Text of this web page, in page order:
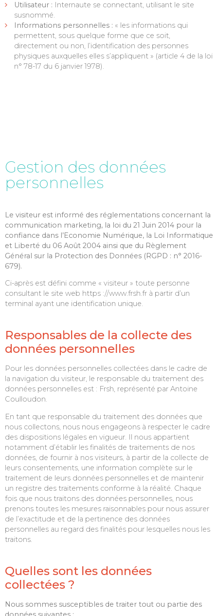
Utilisateur : Internaute se connectant, utilisant le site
susnommé.
Informations personnelles : « les informations qui
permettent, sous quelque forme que ce soit,
directement ou non, l’identification des personnes
physiques auxquelles elles s’appliquent » (article 4 de la loi
n° 78-17 du 6 janvier 1978).
Gestion des données
personnelles
Le visiteur est informé des réglementations concernant la
communication marketing, la loi du 21 Juin 2014 pour la
confiance dans l’Economie Numérique, la Loi Informatique
et Liberté du 06 Août 2004 ainsi que du Règlement
Général sur la Protection des Données (RGPD : n° 2016-
679).
Ci-après est défini comme « visiteur » toute personne
consultant le site web https ://www.frsh.fr à partir d’un
terminal ayant une identification unique.
Responsables de la collecte des
données personnelles
Pour les données personnelles collectées dans le cadre de
la navigation du visiteur, le responsable du traitement des
données personnelles est : Frsh, représenté par Antoine
Coulloudon.
En tant que responsable du traitement des données que
nous collectons, nous nous engageons à respecter le cadre
des dispositions légales en vigueur. Il nous appartient
notamment d’établir les finalités de traitements de nos
données, de fournir à nos visiteurs, à partir de la collecte de
leurs consentements, une information complète sur le
traitement de leurs données personnelles et de maintenir
un registre des traitements conforme à la réalité. Chaque
fois que nous traitons des données personnelles, nous
prenons toutes les mesures raisonnables pour nous assurer
de l’exactitude et de la pertinence des données
personnelles au regard des finalités pour lesquelles nous les
traitons.
Quelles sont les données
collectées ?
Nous sommes susceptibles de traiter tout ou partie des